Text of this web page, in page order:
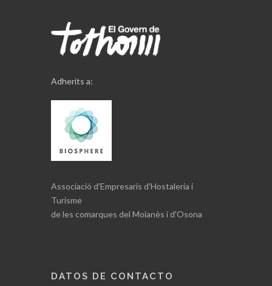
Adherits a:
Associació d'Empresaris d'Hostaleria i
Turisme
de les comarques del Moianès i d'Osona
DATOS DE CONTACTO